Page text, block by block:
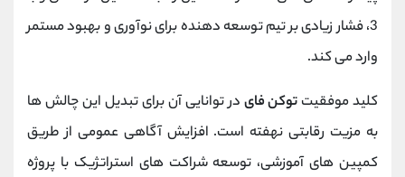
3، فشار زیادی بر تیم توسعه‌ دهنده برای نوآوری و بهبود مستمر
وارد می‌ کند.
کلید موفقیت توکن فای در توانایی آن برای تبدیل این چالش ‌ها
به مزیت رقابتی نهفته است. افزایش آگاهی عمومی از طریق
کمپین‌ های آموزشی، توسعه شراکت ‌های استراتژیک با پروژه‌